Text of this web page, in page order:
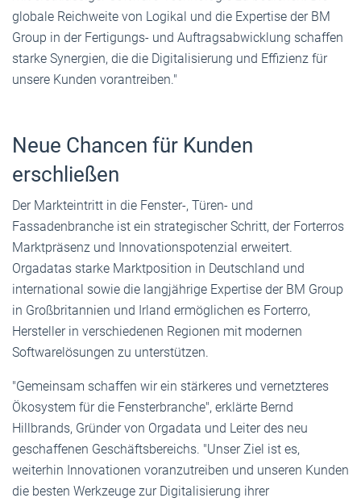
globale Reichweite von Logikal und die Expertise der BM
Group in der Fertigungs- und Auftragsabwicklung schaffen
starke Synergien, die die Digitalisierung und Effizienz für
unsere Kunden vorantreiben."
Neue Chancen für Kunden
erschließen
Der Markteintritt in die Fenster-, Türen- und
Fassadenbranche ist ein strategischer Schritt, der Forterros
Marktpräsenz und Innovationspotenzial erweitert.
Orgadatas starke Marktposition in Deutschland und
international sowie die langjährige Expertise der BM Group
in Großbritannien und Irland ermöglichen es Forterro,
Hersteller in verschiedenen Regionen mit modernen
Softwarelösungen zu unterstützen.
"Gemeinsam schaffen wir ein stärkeres und vernetzteres
Ökosystem für die Fensterbranche", erklärte Bernd
Hillbrands, Gründer von Orgadata und Leiter des neu
geschaffenen Geschäftsbereichs. "Unser Ziel ist es,
weiterhin Innovationen voranzutreiben und unseren Kunden
die besten Werkzeuge zur Digitalisierung ihrer